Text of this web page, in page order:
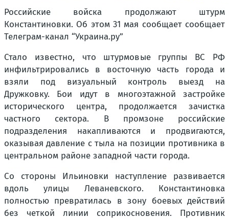
Российские войска продолжают штурм
Константиновки. Об этом 31 мая сообщает сообщает
Телеграм-канал “Украина.ру”
Стало известно, что штурмовые группы ВС РФ
инфильтрировались в восточную часть города и
взяли под визуальный контроль выезд на
Дружковку. Бои идут в многоэтажной застройке
исторического центра, продолжается зачистка
частного сектора. В промзоне российские
подразделения накапливаются и продвигаются,
оказывая давление с тыла на позиции противника в
центральном районе западной части города.
Со стороны Ильиновки наступление развивается
вдоль улицы Леваневского. Константиновка
полностью превратилась в зону боевых действий
без четкой линии соприкосновения. Противник